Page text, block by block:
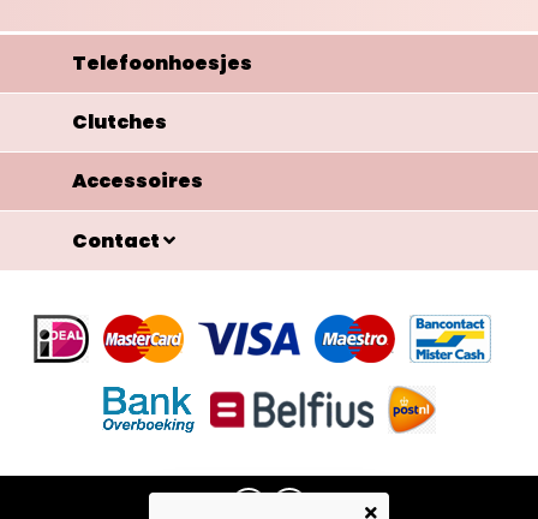
Telefoonhoesjes
Clutches
Accessoires
Contact